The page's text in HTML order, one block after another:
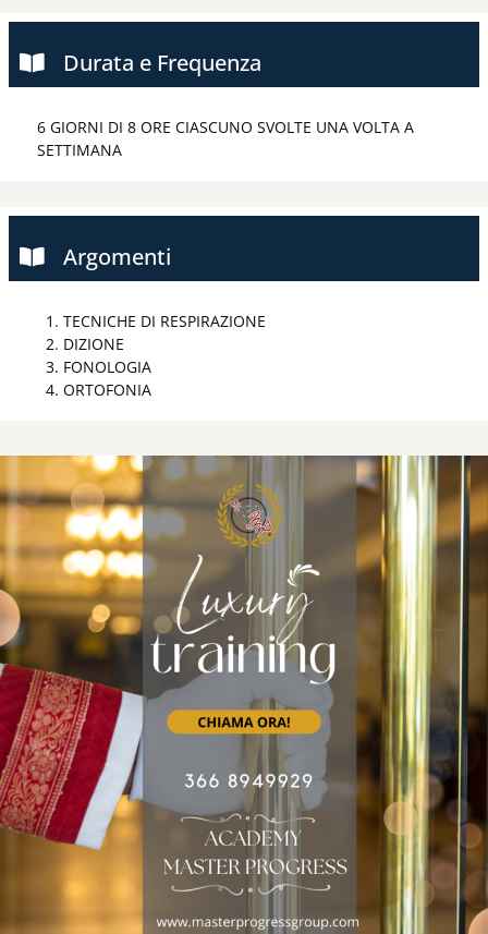
Durata e Frequenza
6 GIORNI DI 8 ORE CIASCUNO SVOLTE UNA VOLTA A
SETTIMANA
Argomenti
TECNICHE DI RESPIRAZIONE
DIZIONE
FONOLOGIA
ORTOFONIA